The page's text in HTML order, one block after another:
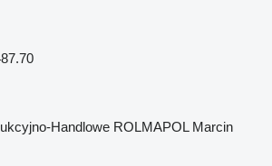
Handlowe ROLMAPOL Marcin